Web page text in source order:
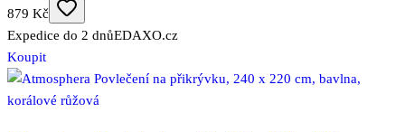
879 Kč
Expedice do 2 dnůEDAXO.cz
Koupit